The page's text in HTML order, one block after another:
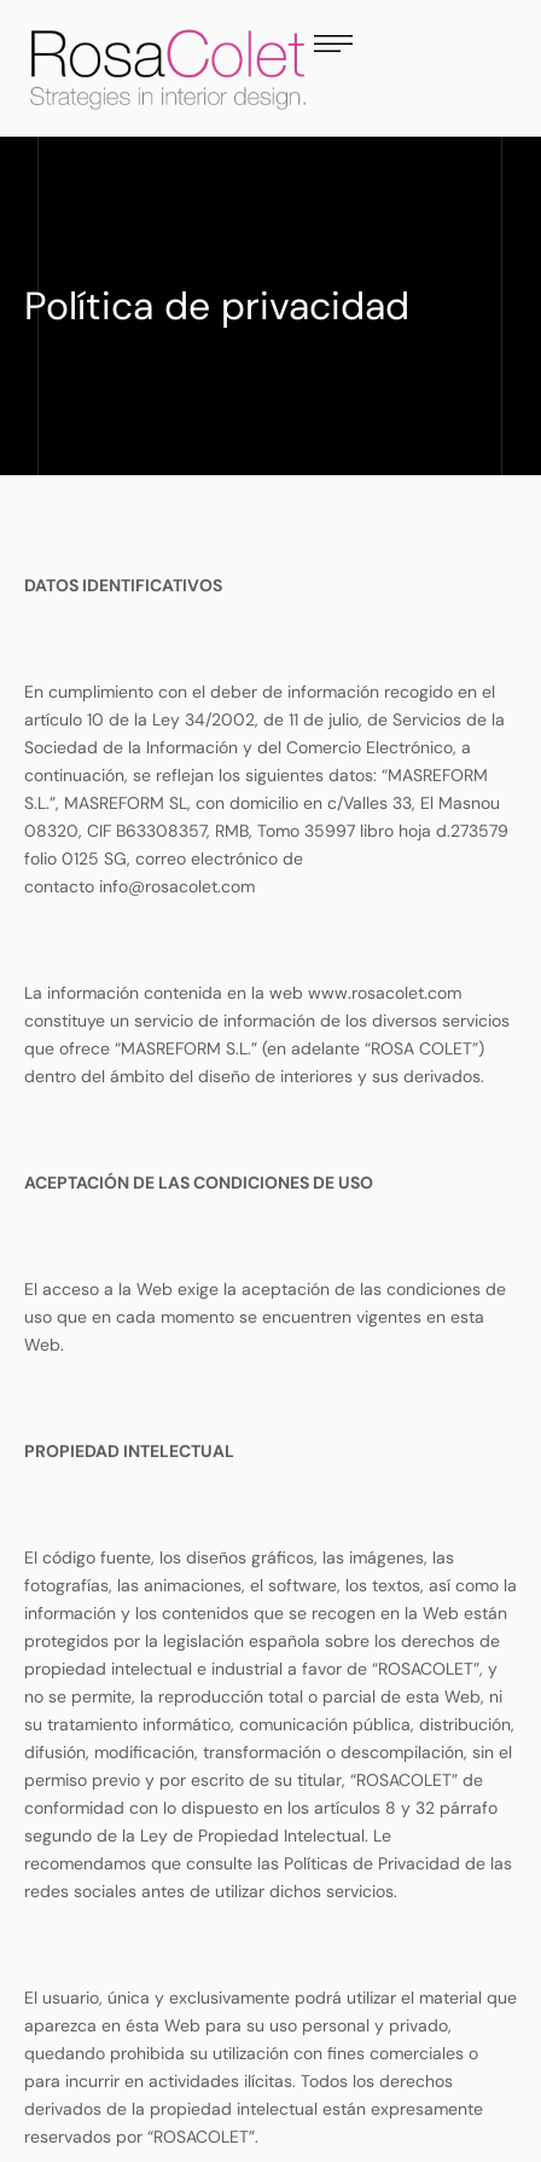
Política de privacidad
DATOS IDENTIFICATIVOS
En cumplimiento con el deber de información recogido en el
artículo 10 de la Ley 34/2002, de 11 de julio, de Servicios de la
Sociedad de la Información y del Comercio Electrónico, a
continuación, se reflejan los siguientes datos: “MASREFORM
S.L.”, MASREFORM SL, con domicilio en c/Valles 33, El Masnou
08320, CIF B63308357, RMB, Tomo 35997 libro hoja d.273579
folio 0125 SG, correo electrónico de
contacto info@rosacolet.com
La información contenida en la web www.rosacolet.com
constituye un servicio de información de los diversos servicios
que ofrece “MASREFORM S.L.” (en adelante “ROSA COLET”)
dentro del ámbito del diseño de interiores y sus derivados.
ACEPTACIÓN DE LAS CONDICIONES DE USO
El acceso a la Web exige la aceptación de las condiciones de
uso que en cada momento se encuentren vigentes en esta
Web.
PROPIEDAD INTELECTUAL
El código fuente, los diseños gráficos, las imágenes, las
fotografías, las animaciones, el software, los textos, así como la
información y los contenidos que se recogen en la Web están
protegidos por la legislación española sobre los derechos de
propiedad intelectual e industrial a favor de “ROSACOLET”, y
no se permite, la reproducción total o parcial de esta Web, ni
su tratamiento informático, comunicación pública, distribución,
difusión, modificación, transformación o descompilación, sin el
permiso previo y por escrito de su titular, “ROSACOLET” de
conformidad con lo dispuesto en los artículos 8 y 32 párrafo
segundo de la Ley de Propiedad Intelectual. Le
recomendamos que consulte las Políticas de Privacidad de las
redes sociales antes de utilizar dichos servicios.
El usuario, única y exclusivamente podrá utilizar el material que
aparezca en ésta Web para su uso personal y privado,
quedando prohibida su utilización con fines comerciales o
para incurrir en actividades ilícitas. Todos los derechos
derivados de la propiedad intelectual están expresamente
reservados por “ROSACOLET”.